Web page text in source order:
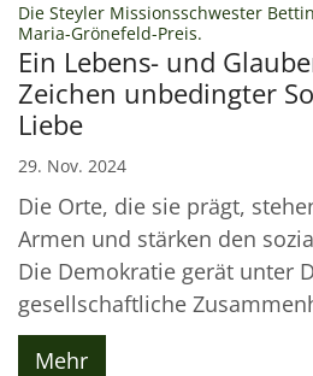
Die Steyler Missionsschwester
Maria-Grönefeld-Preis.
Ein Lebens- und
Zeichen unbedingter
Liebe
29. Nov. 2024
Die Orte, die sie prägt,
Armen und stärken den
Die Demokratie gerät unter
gesellschaftliche
Mehr